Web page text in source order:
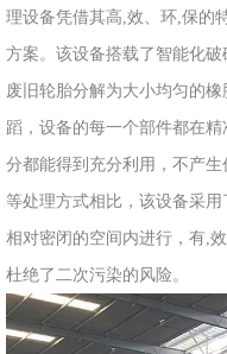
理设备凭借其高,效、环,保的
方案。该设备搭载了智能化
废旧轮胎分解为大小均匀的
蹈，设备的每一个部件都在
分都能得到充分利用，不产
等处理方式相比，该设备采
相对密闭的空间内进行，有,
杜绝了二次污染的风险。